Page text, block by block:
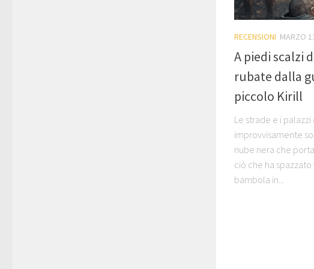
RECENSIONI MARZO
A piedi scalzi
rubate dalla
piccolo Kirill
Le strade e i palazzi
improvvisamente
nube nera che
ciò che ha spazzato
bambola in...